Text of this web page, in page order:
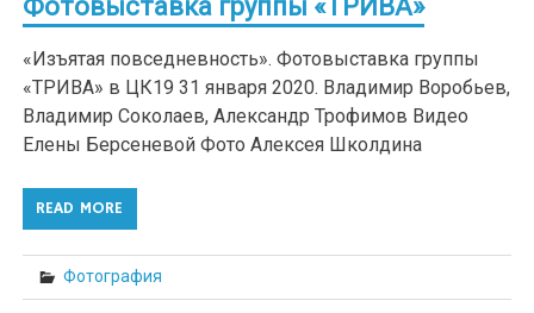
Фотовыставка группы «ТРИВА»
«Изъятая повседневность». Фотовыставка группы
«ТРИВА» в ЦК19 31 января 2020. Владимир Воробьев,
Владимир Соколаев, Александр Трофимов Видео
Елены Берсеневой Фото Алексея Школдина
READ MORE
Фотография